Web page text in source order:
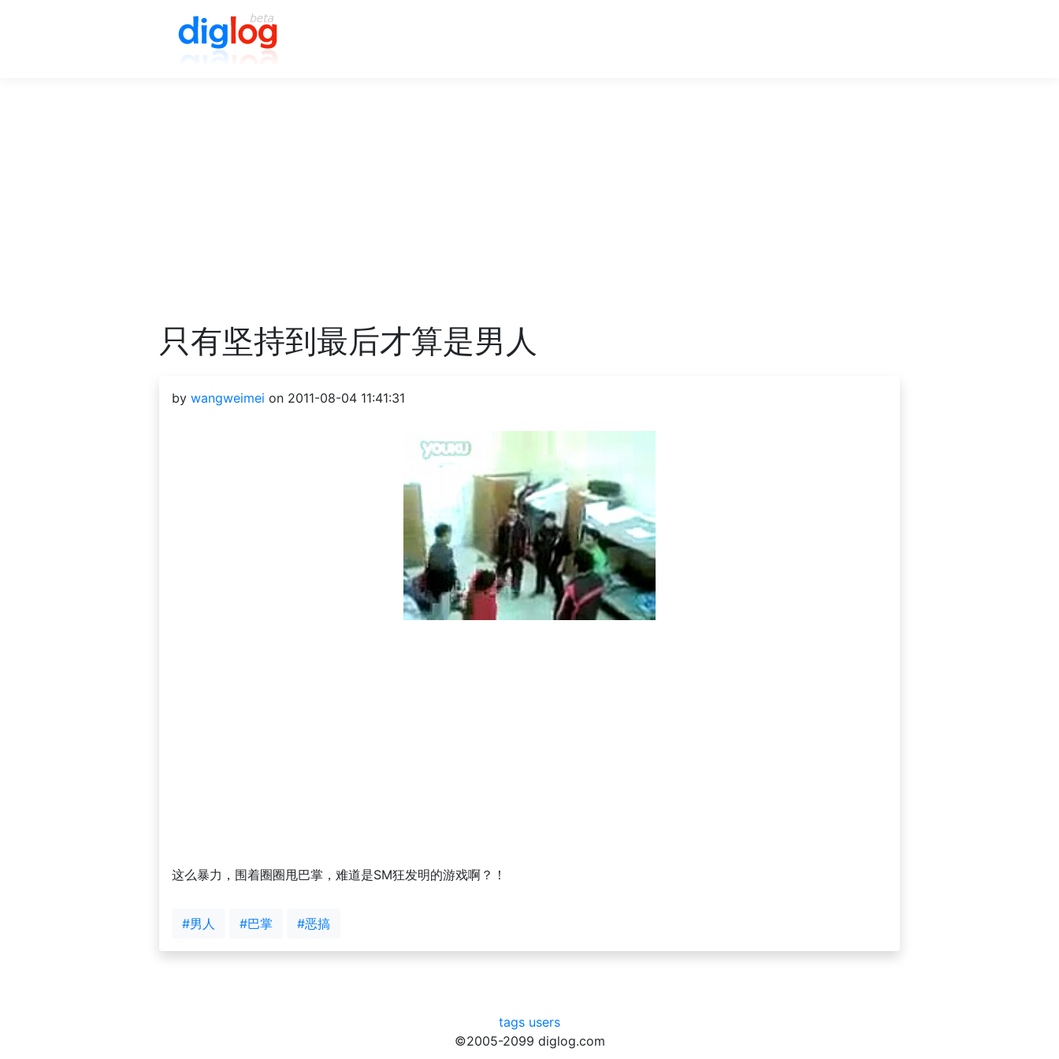
只有坚持到最后才算是男人
by wangweimei on 2011-08-04 11:41:31
这么暴力，围着圈圈甩巴掌，难道是SM狂发明的游戏啊？！
#男人 #巴掌 #恶搞
tags users
©2005-2099 diglog.com